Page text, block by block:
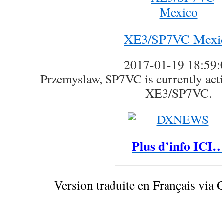
XE3/SP7VC
2017-01-19
Przemyslaw, SP7VC is currently
XE3/SP7VC.
Plus d’info
Version traduite en Français via